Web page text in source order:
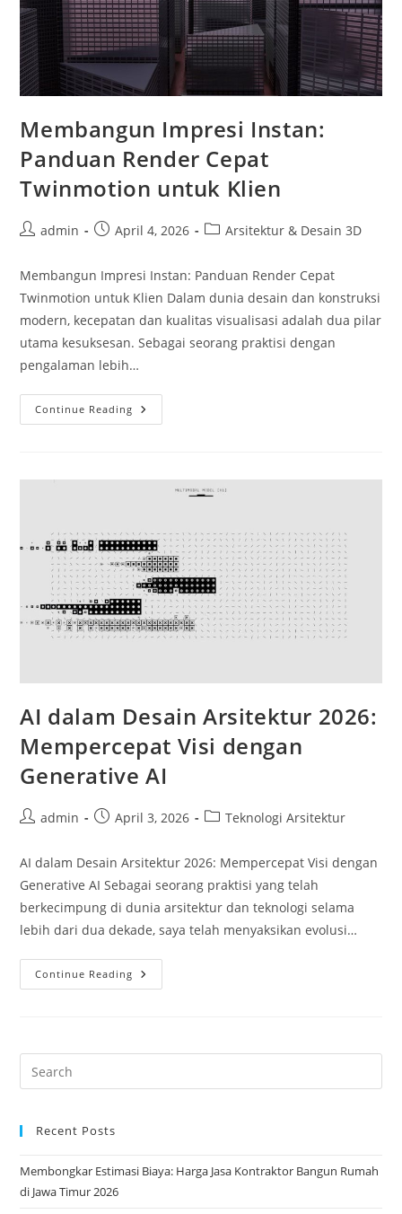
Membangun Impresi Instan:
Panduan Render Cepat
Twinmotion untuk Klien
Postadmin
PostApril 4, 2026
PostArsitektur & Desain 3D
Membangun Impresi Instan: Panduan Render Cepat
Twinmotion untuk Klien Dalam dunia desain dan konstruksi
modern, kecepatan dan kualitas visualisasi adalah dua pilar
utama kesuksesan. Sebagai seorang praktisi dengan
pengalaman lebih…
Continue Reading Membangun
Impresi
Twinmotion
AI dalam Desain Arsitektur 2026:
Mempercepat Visi dengan
Generative AI
Postadmin
PostApril 3, 2026
PostTeknologi Arsitektur
AI dalam Desain Arsitektur 2026: Mempercepat Visi dengan
Generative AI Sebagai seorang praktisi yang telah
berkecimpung di dunia arsitektur dan teknologi selama
lebih dari dua dekade, saya telah menyaksikan evolusi…
Continue Reading AI
Dalam
Visi
AI
Recent Posts
Membongkar Estimasi Biaya: Harga Jasa Kontraktor Bangun Rumah
di Jawa Timur 2026